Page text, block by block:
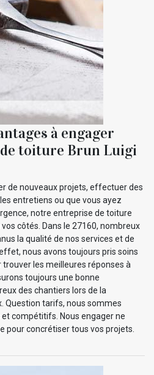
à engager
toiture Brun Luigi
de nouveaux projets, effectuer des
entretiens ou que vous ayez
notre entreprise de toiture
côtés. Dans le 27160, nombreux
la qualité de nos services et de
nous avons toujours pris soins
trouver les meilleures réponses à
toujours une bonne
des chantiers lors de la
Question tarifs, nous sommes
compétitifs. Nous engager ne
pour concrétiser tous vos projets.